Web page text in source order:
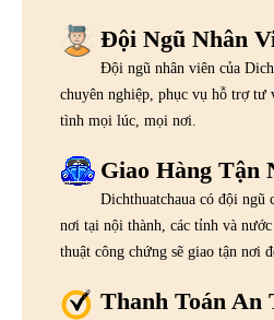
Đội Ngũ Nhân
Đội ngũ nhân viên của
chuyên nghiệp, phục vụ hỗ trợ tư
tình mọi lúc, mọi nơi.
Giao Hàng Tận
Dichthuatchaua có đội ngũ
nơi tại nội thành, các tỉnh và
thuật công chứng sẽ giao tận nơi
Thanh Toán An